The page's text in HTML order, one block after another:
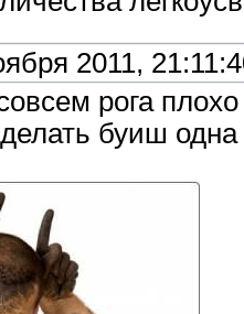
2011,
рога
буиш одна